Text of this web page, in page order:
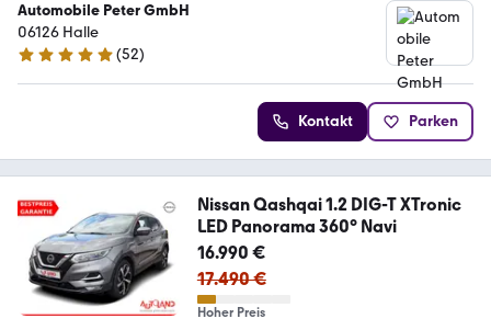
Automobile Peter GmbH
06126 Halle
5 Sterne
(52)
Kontakt Parken
Nissan Qashqai 1.2 DIG-T XTronic
LED Panorama 360° Navi
16.990 €
17.490 €
Hoher Preis